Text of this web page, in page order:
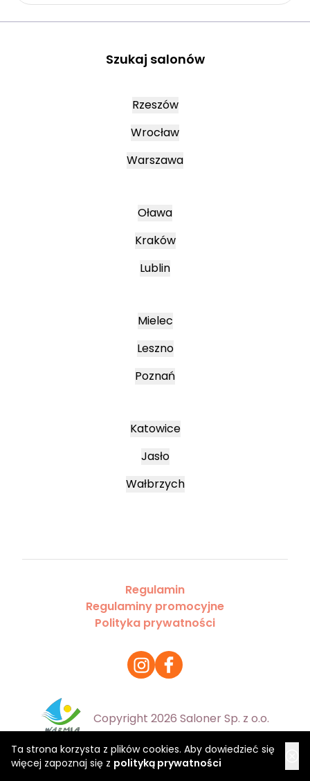
Ta strona korzysta z plików cookies. Aby dowiedzieć się
więcej zapoznaj się z polityką prywatności
Szukaj salonów
Rzeszów
Wrocław
Warszawa
Oława
Kraków
Lublin
Mielec
Leszno
Poznań
Katowice
Jasło
Wałbrzych
Regulamin
Regulaminy promocyjne
Polityka prywatności
Copyright 2026 Saloner Sp. z o.o.